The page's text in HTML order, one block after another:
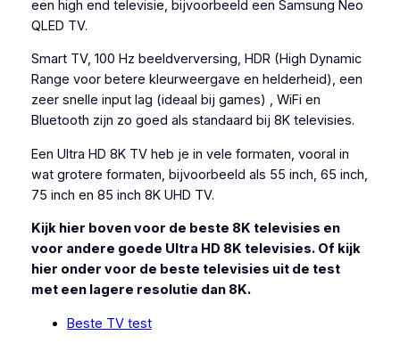
een high end televisie, bijvoorbeeld een Samsung Neo
QLED TV.
Smart TV, 100 Hz beeldverversing, HDR (High Dynamic
Range voor betere kleurweergave en helderheid), een
zeer snelle input lag (ideaal bij games) , WiFi en
Bluetooth zijn zo goed als standaard bij 8K televisies.
Een Ultra HD 8K TV heb je in vele formaten, vooral in
wat grotere formaten, bijvoorbeeld als 55 inch, 65 inch,
75 inch en 85 inch 8K UHD TV.
Kijk hier boven voor de beste 8K televisies en
voor andere goede Ultra HD 8K televisies. Of kijk
hier onder voor de beste televisies uit de test
met een lagere resolutie dan 8K.
Beste TV test